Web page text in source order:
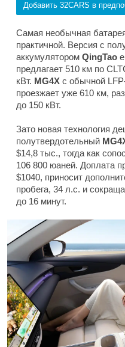
Добавить 32CARS в
Самая необычная
практичной. Версия с
аккумулятором QingTao
предлагает 510 км по
кВт. MG4X с обычной
проезжает уже 610 км,
до 150 кВт.
Зато новая технология
полутвердотельный
$14,8 тыс., тогда как
106 800 юаней. Доплата
$1040, приносит
пробега, 34 л.с. и
до 16 минут.